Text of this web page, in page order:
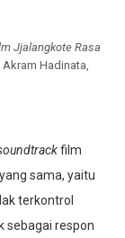
Hadinata,
sama, yaitu
terkontrol
respon